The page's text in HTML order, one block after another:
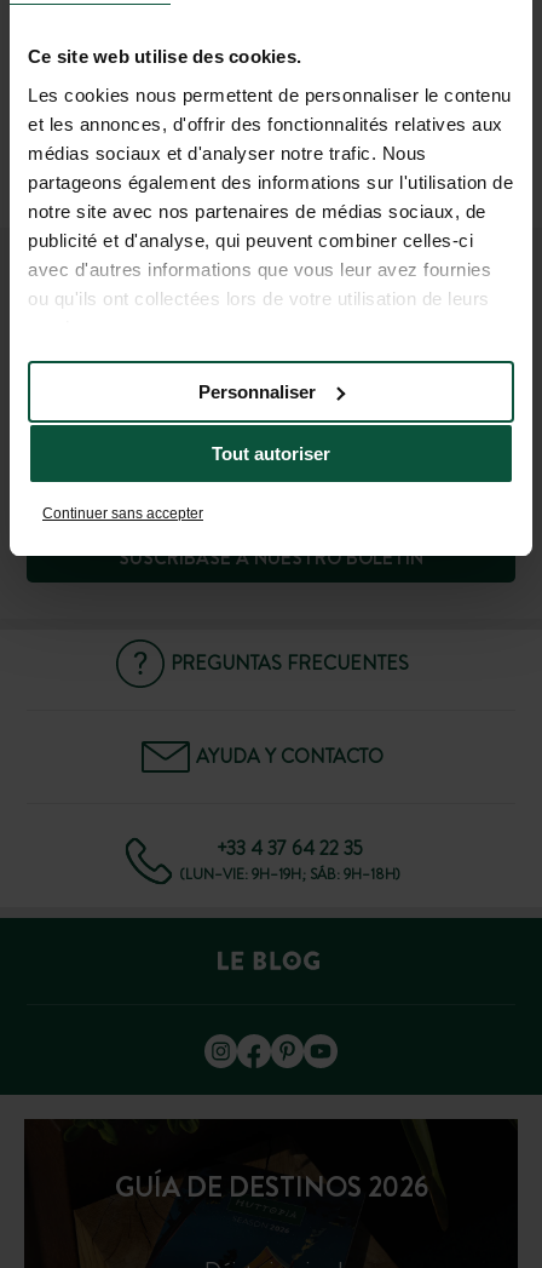
Ce site web utilise des cookies.
Les cookies nous permettent de personnaliser le contenu
et les annonces, d'offrir des fonctionnalités relatives aux
médias sociaux et d'analyser notre trafic. Nous
partageons également des informations sur l'utilisation de
notre site avec nos partenaires de médias sociaux, de
publicité et d'analyse, qui peuvent combiner celles-ci
avec d'autres informations que vous leur avez fournies
ou qu'ils ont collectées lors de votre utilisation de leurs
Tout autoriser
Personnaliser
Continuer sans accepter
En avión
Aeropuertos más cercanos: Lyon (200 km),
Dijon(75 km).
Luego
Coche o taxi
(2 h para Lyon, 1 h para Dijon)
ÚNETE A NUESTRA
COMUNIDAD
¡Para ser el primero en conocer las novedades y
ofertas promocionales de Huttopia!
SUSCRÍBASE A NUESTRO BOLETÍN
PREGUNTAS FRECUENTES
AYUDA Y CONTACTO
+33 4 37 64 22 35
(LUN–VIE: 9H–19H; SÁB: 9H–18H)
GUÍA DE DESTINOS 2026